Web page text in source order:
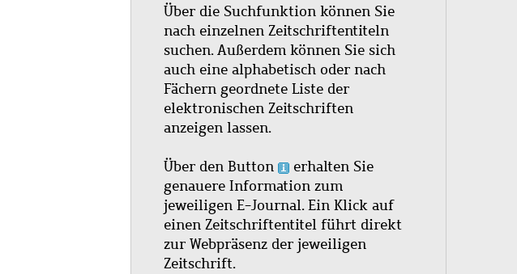
Über die Suchfunktion können Sie
nach einzelnen Zeitschriftentiteln
suchen. Außerdem können Sie sich
auch eine alphabetisch oder nach
Fächern geordnete Liste der
elektronischen Zeitschriften
anzeigen lassen.
Über den Button
erhalten Sie
genauere Information zum
jeweiligen E-Journal. Ein Klick auf
einen Zeitschriftentitel führt direkt
zur Webpräsenz der jeweiligen
Zeitschrift.